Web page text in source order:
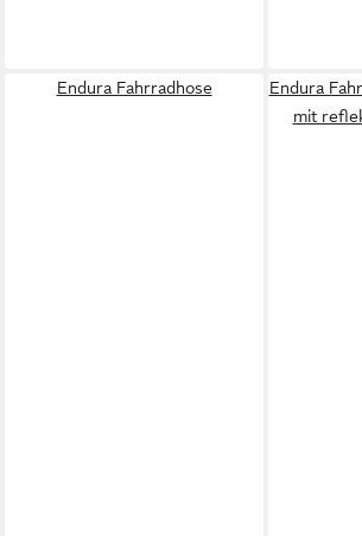
Endura Fahrradhose
Endura
mit